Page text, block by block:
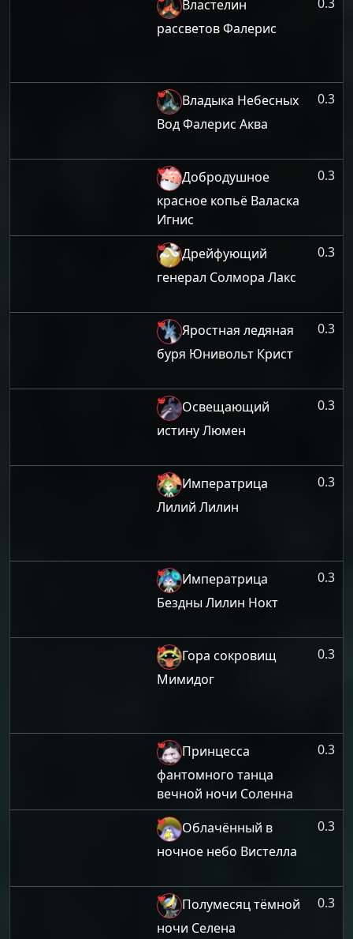
Властелин
рассветов Фалерис
Владыка Небесных
Вод Фалерис Аква
0.3
Добродушное
красное копьё Валаска
Игнис
0.3
Дрейфующий
генерал Солмора Лакс
0.3
Яростная ледяная
буря Юнивольт Крист
0.3
Освещающий
истину Люмен
0.3
Императрица
Лилий Лилин
0.3
Императрица
Бездны Лилин Нокт
0.3
Гора сокровищ
Мимидог
0.3
Принцесса
фантомного танца
вечной ночи Соленна
0.3
Облачённый в
ночное небо Вистелла
0.3
Полумесяц тёмной
ночи Селена
0.3